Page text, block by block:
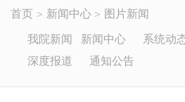
首页 新闻中心 图片新闻
我院新闻 新闻中心 系统动
深度报道
通知公告